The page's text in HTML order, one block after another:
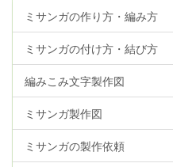
ミサンガの作り方・編み方
ミサンガの付け方・結び方
編みこみ文字製作図
ミサンガ製作図
ミサンガの製作依頼